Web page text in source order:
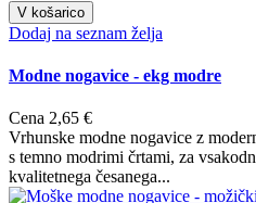
V košarico
Dodaj na seznam želja
Modne nogavice - ekg modre
Cena 2,65 €
Vrhunske modne nogavice z
s temno modrimi črtami, za
kvalitetnega česanega...